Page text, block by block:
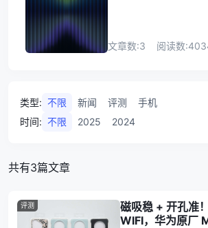
文章数:3 阅读数:
类型: 不限 新闻 评测
手机
时间: 不限 2025 2024
共有3篇文章
评测
磁吸稳 + 开孔准
WIFI，华为原厂